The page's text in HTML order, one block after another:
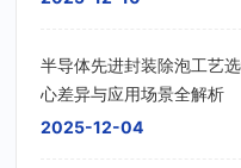
半导体先进封装除泡工艺
心差异与应用场景全解析
2025-12-04